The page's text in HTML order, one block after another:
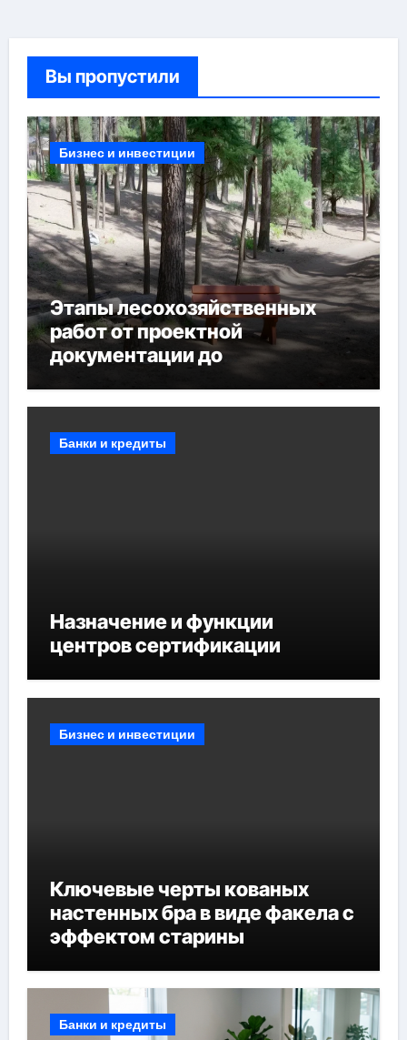
Вы пропустили
Бизнес и инвестиции
Этапы лесохозяйственных
работ от проектной
документации до
мероприятий и обустройства
Банки и кредиты
Назначение и функции
центров сертификации
Бизнес и инвестиции
Ключевые черты кованых
настенных бра в виде факела с
эффектом старины
Банки и кредиты